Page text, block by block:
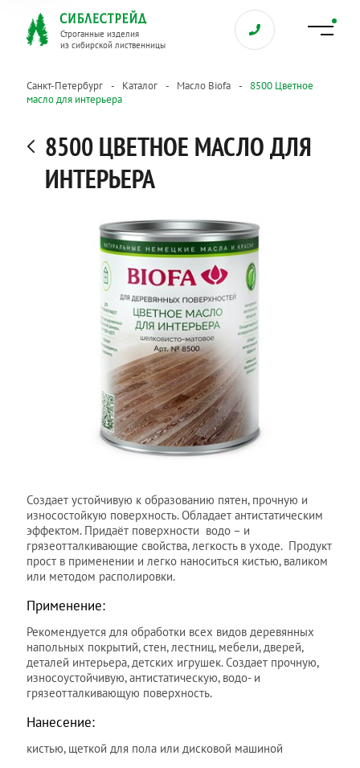
Строганные изделия
из сибирской лиственницы
Санкт-Петербург Каталог Масло Biofa
8500 Цветное
масло для интерьера
8500 ЦВЕТНОЕ МАСЛО ДЛЯ
ИНТЕРЬЕРА
Создает устойчивую к образованию пятен, прочную и
износостойкую поверхность. Обладает антистатическим
эффектом. Придаёт поверхности водо – и
грязеотталкивающие свойства, легкость в уходе. Продукт
прост в применении и легко наноситься кистью, валиком
или методом располировки.
Применение:
Рекомендуется для обработки всех видов деревянных
напольных покрытий, стен, лестниц, мебели, дверей,
деталей интерьера, детских игрушек. Создает прочную,
износоустойчивую, антистатическую, водо- и
грязеотталкивающую поверхность.
Нанесение:
кистью, щеткой для пола или дисковой машиной